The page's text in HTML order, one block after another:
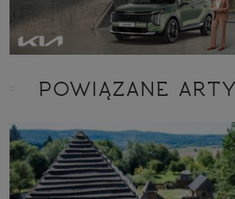
POWIĄZANE